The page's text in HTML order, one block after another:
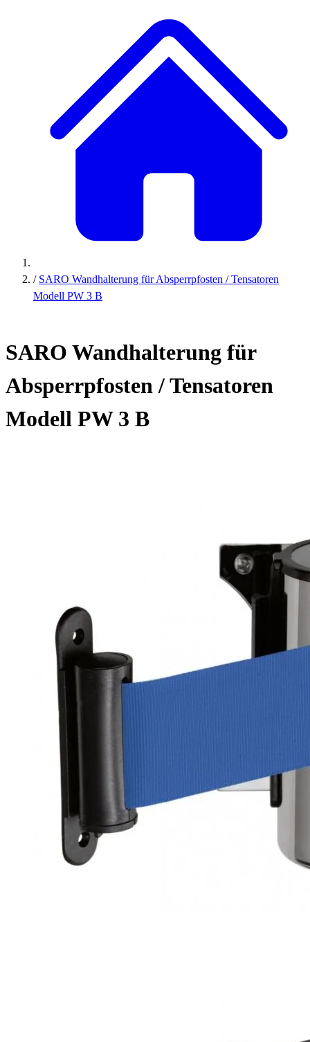
/ SARO Wandhalterung für Absperrpfosten / Tensatoren
Modell PW 3 B
SARO Wandhalterung für
Absperrpfosten / Tensatoren
Modell PW 3 B